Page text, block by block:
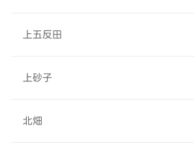
上五反田
上砂子
北畑